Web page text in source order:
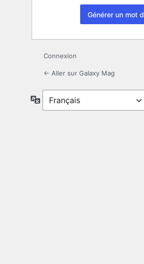
Connexion
← Aller sur Galaxy Mag
Langue